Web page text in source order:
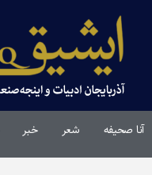
آنا صحیفه شعر خبر